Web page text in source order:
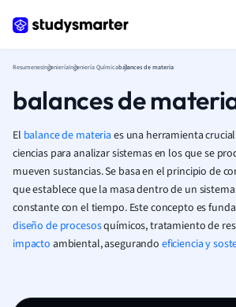
ResumenesIngenieríaIngeniería Químicabalances de materia
balances de
El balance de materia es una herramienta
ciencias para analizar sistemas en los que se
mueven sustancias. Se basa en el principio de
que establece que la masa dentro de un
constante con el tiempo. Este concepto es
diseño de procesosquímicos, tratamiento de
impacto ambiental, asegurando eficiencia y